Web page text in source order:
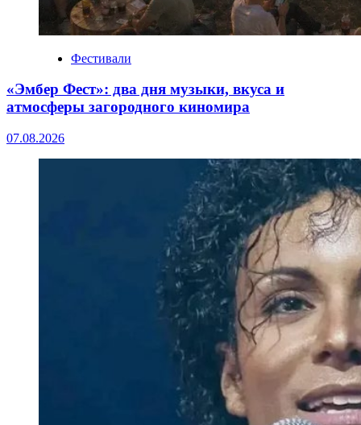
Фестивали
«Эмбер Фест»: два дня музыки, вкуса и
атмосферы загородного киномира
07.08.2026